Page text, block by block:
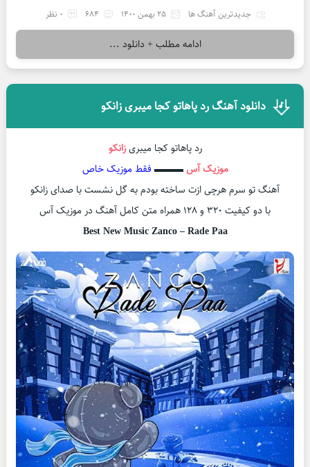
جدیدترین آهنگ ها 25 بهمن 1400 684 0 نظر
ادامه مطلب + دانلود ...
دانلود آهنگ رد پاهاتو کجا میبری زانکو
رد پاهاتو کجا میبریزانکو
موزیک آس▬▬▬ فقط موزیک خاص
آهنگ تو سرم هرچی ازت ساخته بودم به گل نشست با صدای زانکو
با دو کیفیت ۳۲۰ و ۱۲۸ همراه متن کامل آهنگ در موزیک آس
Best New Music Zanco – Rade Paa